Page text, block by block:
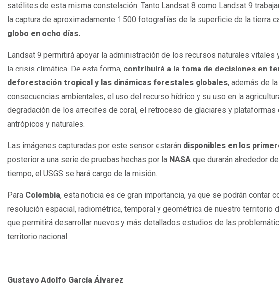
satélites de esta misma constelación. Tanto Landsat 8 como Landsat 9
la captura de aproximadamente 1.500 fotografías de la superficie de la tierra
globo en ocho días.
Landsat 9 permitirá apoyar la administración de los recursos naturales
la crisis climática. De esta forma, contribuirá a la toma de decisiones en
deforestación tropical y las dinámicas forestales globales, además de
consecuencias ambientales, el uso del recurso hídrico y su uso en la
degradación de los arrecifes de coral, el retroceso de glaciares y plataformas
antrópicos y naturales.
Las imágenes capturadas por este sensor estarán disponibles en los
posterior a una serie de pruebas hechas por la NASA que durarán alrededor
tiempo, el USGS se hará cargo de la misión.
Para Colombia, esta noticia es de gran importancia, ya que se podrán contar
resolución espacial, radiométrica, temporal y geométrica de nuestro territorio
que permitirá desarrollar nuevos y más detallados estudios de las
territorio nacional.
Gustavo Adolfo García Álvarez